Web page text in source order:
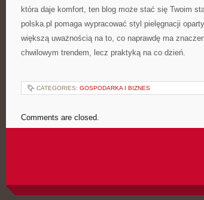
która daje komfort, ten blog może stać się Twoim
polska.pl pomaga wypracować styl pielęgnacji
większą uważnością na to, co naprawdę ma
chwilowym trendem, lecz praktyką na co dzień.
CATEGORIES: GOSPODARKA I BIZNES
Comments are closed.